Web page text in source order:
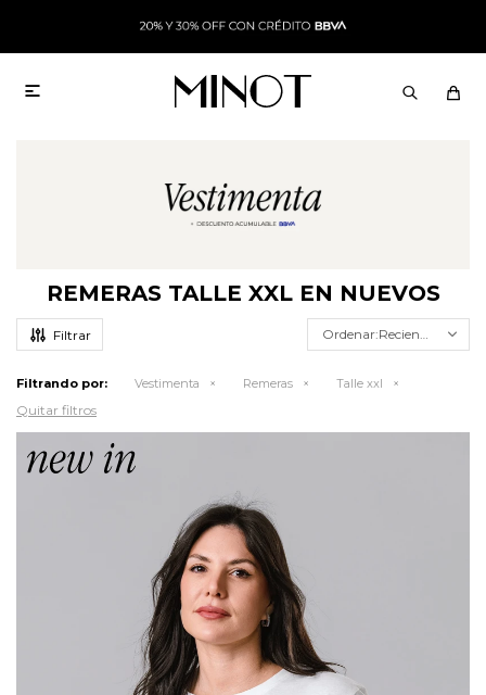

REMERAS TALLE XXL EN NUEVOS
Recientes
Filtrando por: Vestimenta Remeras Talle xxl
Quitar filtros